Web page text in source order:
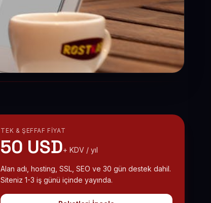
TEK & ŞEFFAF FIYAT
50 USD+ KDV / yıl
Alan adı, hosting, SSL, SEO ve 30 gün destek dahil.
Siteniz 1-3 iş günü içinde yayında.